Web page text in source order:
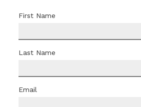
First Name
Last Name
Email